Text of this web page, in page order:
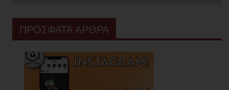
ΠΡΟΣΦΑΤΑ ΑΡΘΡΑ